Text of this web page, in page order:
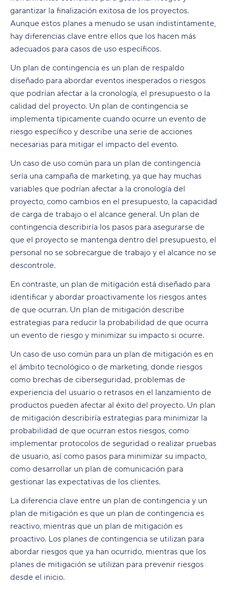
garantizar la finalización exitosa de los proyectos.
Aunque estos planes a menudo se usan indistintamente,
hay diferencias clave entre ellos que los hacen más
adecuados para casos de uso específicos.
Un plan de contingencia es un plan de respaldo
diseñado para abordar eventos inesperados o riesgos
que podrían afectar a la cronología, el presupuesto o la
calidad del proyecto. Un plan de contingencia se
implementa típicamente cuando ocurre un evento de
riesgo específico y describe una serie de acciones
necesarias para mitigar el impacto del evento.
Un caso de uso común para un plan de contingencia
sería una campaña de marketing, ya que hay muchas
variables que podrían afectar a la cronología del
proyecto, como cambios en el presupuesto, la capacidad
de carga de trabajo o el alcance general. Un plan de
contingencia describiría los pasos para asegurarse de
que el proyecto se mantenga dentro del presupuesto, el
personal no se sobrecargue de trabajo y el alcance no se
descontrole.
En contraste, un plan de mitigación está diseñado para
identificar y abordar proactivamente los riesgos antes
de que ocurran. Un plan de mitigación describe
estrategias para reducir la probabilidad de que ocurra
un evento de riesgo y minimizar su impacto si ocurre.
Un caso de uso común para un plan de mitigación es en
el ámbito tecnológico o de marketing, donde riesgos
como brechas de ciberseguridad, problemas de
experiencia del usuario o retrasos en el lanzamiento de
productos pueden afectar al éxito del proyecto. Un plan
de mitigación describiría estrategias para minimizar la
probabilidad de que ocurran estos riesgos, como
implementar protocolos de seguridad o realizar pruebas
de usuario, así como pasos para minimizar su impacto,
como desarrollar un plan de comunicación para
gestionar las expectativas de los clientes.
La diferencia clave entre un plan de contingencia y un
plan de mitigación es que un plan de contingencia es
reactivo, mientras que un plan de mitigación es
proactivo. Los planes de contingencia se utilizan para
abordar riesgos que ya han ocurrido, mientras que los
planes de mitigación se utilizan para prevenir riesgos
desde el inicio.